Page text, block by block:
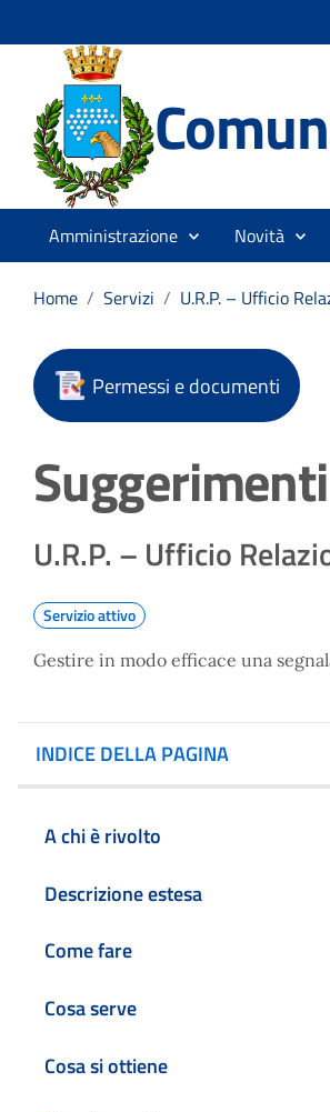
Amministrazione Novità
Home / Servizi / U.R.P. – Ufficio
Permessi e documenti
U.R.P. – Ufficio
Servizio attivo
Gestire in modo efficace una
INDICE DELLA PAGINA
A chi è rivolto
Descrizione estesa
Come fare
Cosa serve
Cosa si ottiene